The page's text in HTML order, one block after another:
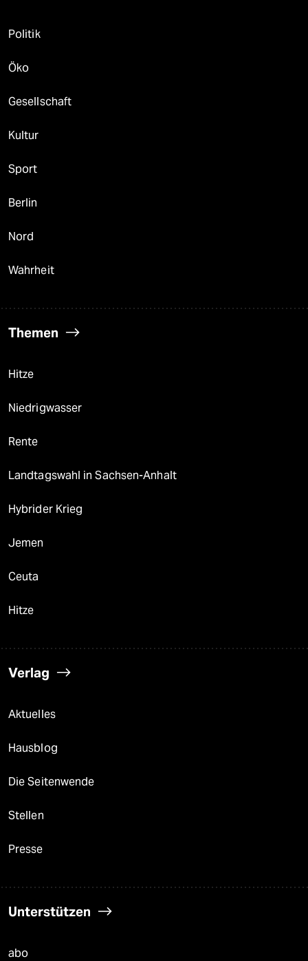
Politik
Öko
Gesellschaft
Kultur
Sport
Berlin
Nord
Wahrheit
Themen
Hitze
Niedrigwasser
Rente
Landtagswahl in Sachsen-Anhalt
Hybrider Krieg
Jemen
Ceuta
Hitze
Verlag
Aktuelles
Hausblog
Die Seitenwende
Stellen
Presse
Unterstützen
abo